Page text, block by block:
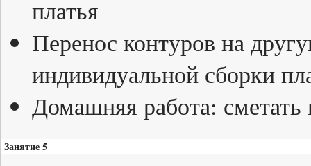
платья
Перенос контуров на
индивидуальной сборки
Домашняя работа: сметать
Занятие 5